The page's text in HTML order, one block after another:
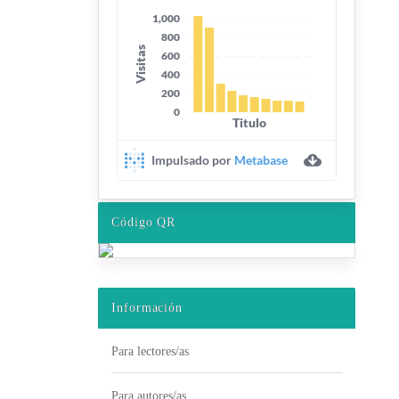
Código QR
Información
Para lectores/as
Para autores/as